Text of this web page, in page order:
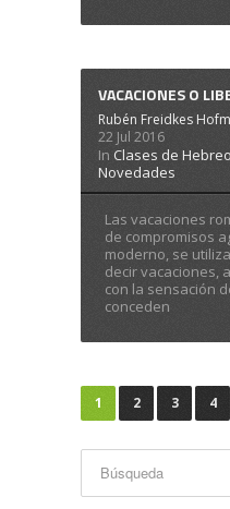
VACACIONES O
Rubén Freidkes
22 Jul 2016
In Clases de Hebreo
Novedades
Las vacaciones
de compromisos
moderno, se
decir vacaciones,
con la sensación
conceden
1 2 3 4